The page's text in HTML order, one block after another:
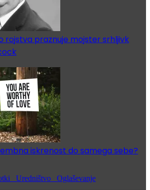
rojstva praznuje mojster srhljivk
iskrenost do samega sebe?
Uredništvo Oglaševanje